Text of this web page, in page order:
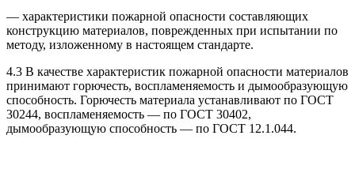
— характеристики пожарной опасности составляющих
конструкцию материалов, поврежденных при испытании по
методу, изложенному в настоящем стандарте.
4.3 В качестве характеристик пожарной опасности материалов
принимают горючесть, воспламеняемость и дымообразующую
способность. Горючесть материала устанавливают по ГОСТ
30244, воспламеняемость — по ГОСТ 30402,
дымообразующую способность — по ГОСТ 12.1.044.